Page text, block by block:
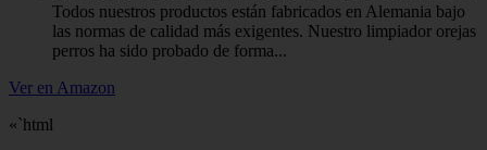
Todos nuestros productos están fabricados en Alemania bajo
las normas de calidad más exigentes. Nuestro limpiador orejas
perros ha sido probado de forma...
Ver en Amazon
«`html